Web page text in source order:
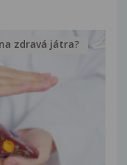
zdravá játra?